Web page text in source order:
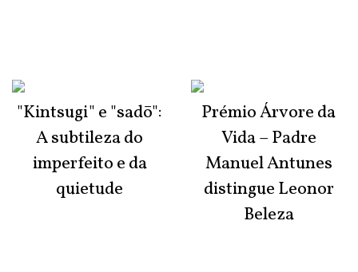
"Kintsugi" e "sadō":
A subtileza do
imperfeito e da
quietude
Prémio Árvore da
Vida – Padre
Manuel Antunes
distingue Leonor
Beleza